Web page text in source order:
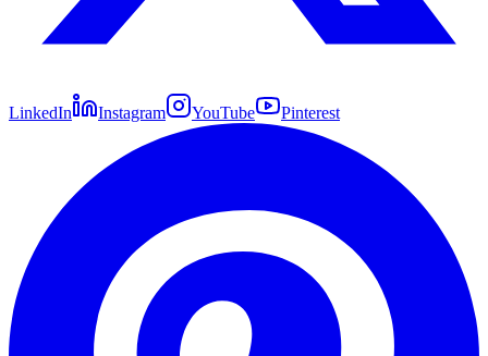
LinkedIn Instagram YouTube Pinterest